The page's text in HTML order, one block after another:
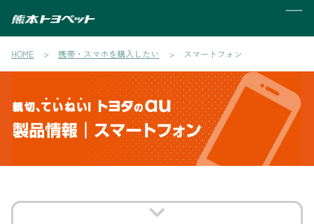
HOME 携帯・スマホを購入したい スマートフォン